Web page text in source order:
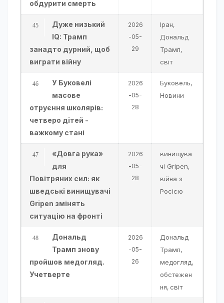
обдурити смерть
Дуже низький
IQ: Трамп
занадто дурний, щоб
виграти війну
2026
-05-
29
Іран,
Дональд
Трамп,
світ
У Буковелі
масове
отруєння школярів:
четверо дітей -
важкому стані
2026
-05-
28
Буковель,
Новини
«Довга рука»
для
Повітряних сил: як
шведські винищувачі
Gripen змінять
ситуацію на фронті
2026
-05-
28
винищува
чі Gripen,
війна з
Росією
Дональд
Трамп знову
пройшов медогляд.
Учетверте
2026
-05-
26
Дональд
Трамп,
медогляд,
обстежен
ня, світ